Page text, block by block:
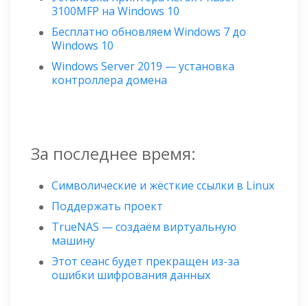
3100MFP на Windows 10
Бесплатно обновляем Windows 7 до
Windows 10
Windows Server 2019 — установка
контроллера домена
За последнее время:
Символические и жёсткие ссылки в Linux
Поддержать проект
TrueNAS — создаём виртуальную
машину
Этот сеанс будет прекращен из-за
ошибки шифрования данных